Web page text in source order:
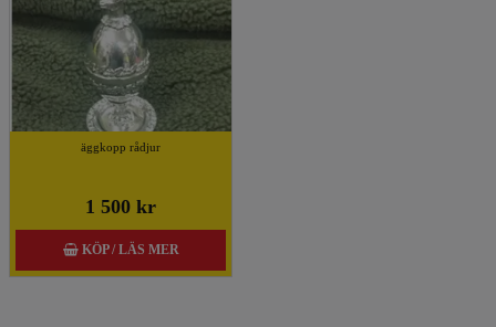
äggkopp rådjur
1 500 kr
KÖP / LÄS MER